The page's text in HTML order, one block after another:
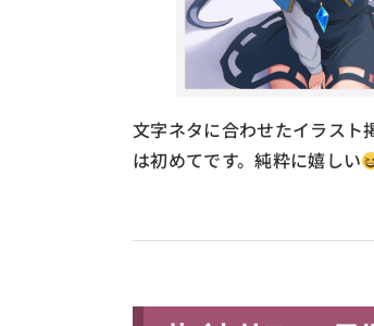
文字ネタに合わせたイラスト
は初めてです。純粋に嬉しい